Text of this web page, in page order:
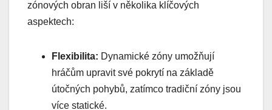
zónových obran liší v několika klíčových
aspektech:
Flexibilita: Dynamické zóny umožňují
hráčům upravit své pokrytí na základě
útočných pohybů, zatímco tradiční zóny jsou
více statické.